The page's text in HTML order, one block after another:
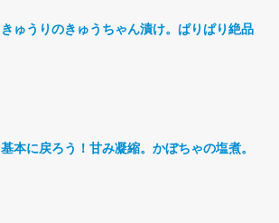
きゅうりのきゅうちゃん漬け。ぱりぱり絶品。
基本に戻ろう！甘み凝縮。かぼちゃの塩煮。